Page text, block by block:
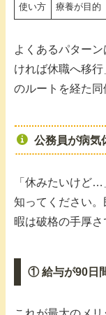
使い方 療養が目的
よくあるパター
ければ休職へ移
のルートを経た同
公務員が病気
「休みたいけど
知ってください
暇は破格の手厚さ
① 給与が90日